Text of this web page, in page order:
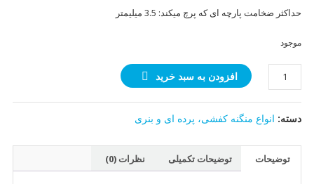
حداکثر ضخامت پارچه ای که پرچ میکند: 3.5 میلیمتر
موجود
منگنه
۲۳
(بنری
و
افزودن به سبد خرید
دسته: انواع منگنه کفشی، پرده ای و بنری
توضیحات توضیحات تکمیلی نظرات (0)